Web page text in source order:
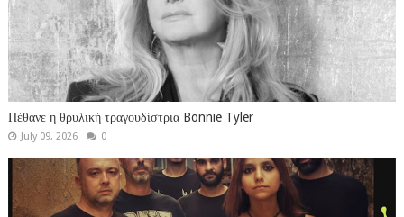
Πέθανε η θρυλική τραγουδίστρια Bonnie Tyler
July 09, 2026 0